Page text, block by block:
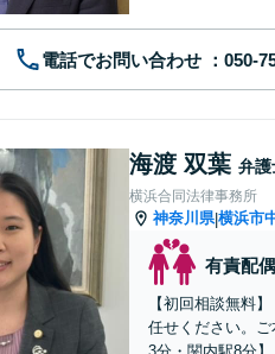
電話でお問い合わせ
海渡 双葉 弁護
横浜合同法律事務所
神奈川県|横浜市
有責配
【初回相談無料
任せください。